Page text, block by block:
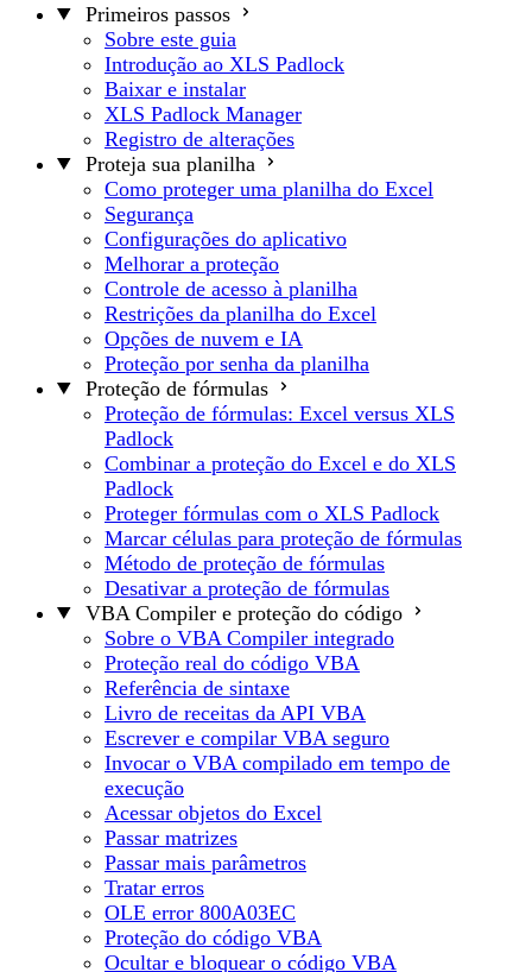
Primeiros passos
Sobre este guia
Introdução ao XLS Padlock
Baixar e instalar
XLS Padlock Manager
Registro de alterações
Proteja sua planilha
Como proteger uma planilha do Excel
Segurança
Configurações do aplicativo
Melhorar a proteção
Controle de acesso à planilha
Restrições da planilha do Excel
Opções de nuvem e IA
Proteção por senha da planilha
Proteção de fórmulas
Proteção de fórmulas: Excel versus XLS
Padlock
Combinar a proteção do Excel e do XLS
Padlock
Proteger fórmulas com o XLS Padlock
Marcar células para proteção de fórmulas
Método de proteção de fórmulas
Desativar a proteção de fórmulas
VBA Compiler e proteção do código
Sobre o VBA Compiler integrado
Proteção real do código VBA
Referência de sintaxe
Livro de receitas da API VBA
Escrever e compilar VBA seguro
Invocar o VBA compilado em tempo de
execução
Acessar objetos do Excel
Passar matrizes
Passar mais parâmetros
Tratar erros
OLE error 800A03EC
Proteção do código VBA
Ocultar e bloquear o código VBA